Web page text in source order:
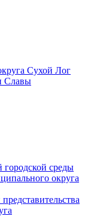
Сухой Лог
Славы
среды
округа